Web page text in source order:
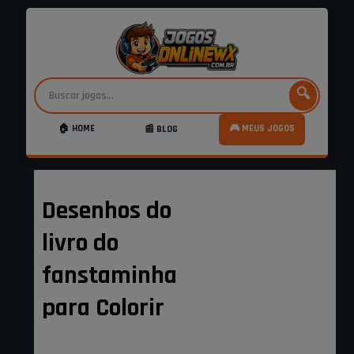
🔍
🏠 HOME 📰 BLOG 🎮 MEUS JOGOS
Desenhos do
livro do
fanstaminha
para Colorir